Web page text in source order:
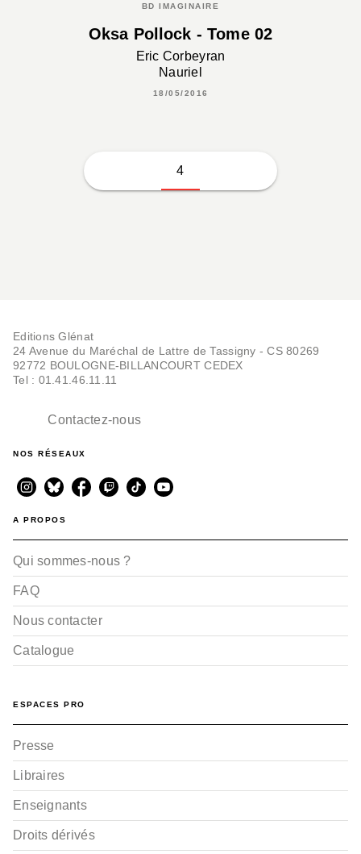
BD IMAGINAIRE
Oksa Pollock - Tome 02
Eric Corbeyran
Nauriel
18/05/2016
4
Editions Glénat
24 Avenue du Maréchal de Lattre de Tassigny - CS 80269
92772 BOULOGNE-BILLANCOURT CEDEX
Tel : 01.41.46.11.11
Contactez-nous
NOS RÉSEAUX
A PROPOS
Qui sommes-nous ?
FAQ
Nous contacter
Catalogue
ESPACES PRO
Presse
Libraires
Enseignants
Droits dérivés